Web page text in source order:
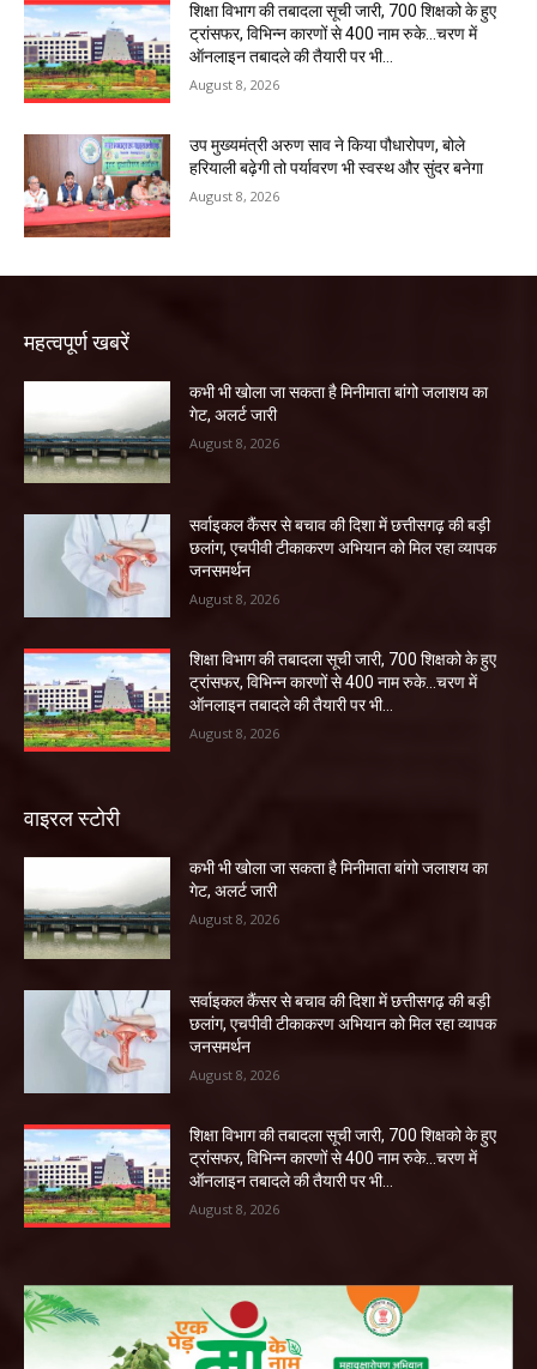
शिक्षा विभाग की तबादला सूची जारी, 700 शिक्षको के हुए
ट्रांसफर, विभिन्न कारणों से 400 नाम रुके…चरण में
ऑनलाइन तबादले की तैयारी पर भी...
August 8, 2026
उप मुख्यमंत्री अरुण साव ने किया पौधारोपण, बोले
हरियाली बढ़ेगी तो पर्यावरण भी स्वस्थ और सुंदर बनेगा
August 8, 2026
महत्वपूर्ण खबरें
कभी भी खोला जा सकता है मिनीमाता बांगो जलाशय का
गेट, अलर्ट जारी
August 8, 2026
सर्वाइकल कैंसर से बचाव की दिशा में छत्तीसगढ़ की बड़ी
छलांग, एचपीवी टीकाकरण अभियान को मिल रहा व्यापक
जनसमर्थन
August 8, 2026
शिक्षा विभाग की तबादला सूची जारी, 700 शिक्षको के हुए
ट्रांसफर, विभिन्न कारणों से 400 नाम रुके…चरण में
ऑनलाइन तबादले की तैयारी पर भी...
August 8, 2026
वाइरल स्टोरी
कभी भी खोला जा सकता है मिनीमाता बांगो जलाशय का
गेट, अलर्ट जारी
August 8, 2026
सर्वाइकल कैंसर से बचाव की दिशा में छत्तीसगढ़ की बड़ी
छलांग, एचपीवी टीकाकरण अभियान को मिल रहा व्यापक
जनसमर्थन
August 8, 2026
शिक्षा विभाग की तबादला सूची जारी, 700 शिक्षको के हुए
ट्रांसफर, विभिन्न कारणों से 400 नाम रुके…चरण में
ऑनलाइन तबादले की तैयारी पर भी...
August 8, 2026